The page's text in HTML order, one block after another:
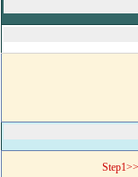
Step1>>